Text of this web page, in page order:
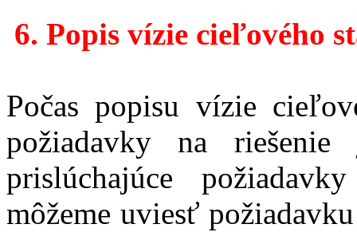
6. Popis vízie cieľového
Počas popisu vízie
požiadavky na
prislúchajúce
môžeme uviesť